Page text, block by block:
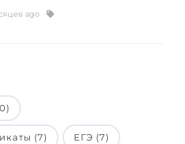
ago
(7) ЕГЭ (7)